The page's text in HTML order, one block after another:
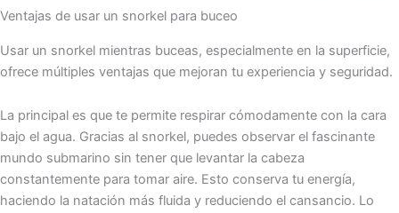
Ventajas de usar un snorkel para buceo
Usar un snorkel mientras buceas, especialmente en la superficie,
ofrece múltiples ventajas que mejoran tu experiencia y seguridad.
La principal es que te permite respirar cómodamente con la cara
bajo el agua. Gracias al snorkel, puedes observar el fascinante
mundo submarino sin tener que levantar la cabeza
constantemente para tomar aire. Esto conserva tu energía,
haciendo la natación más fluida y reduciendo el cansancio. Lo